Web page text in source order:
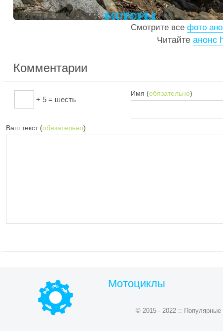
Смотрите все фото
Читайте анонс
Комментарии
Имя (обязательно)
+ 5 = шесть
Ваш текст (обязательно)
Мотоциклы
© 2015 - 2022 ::